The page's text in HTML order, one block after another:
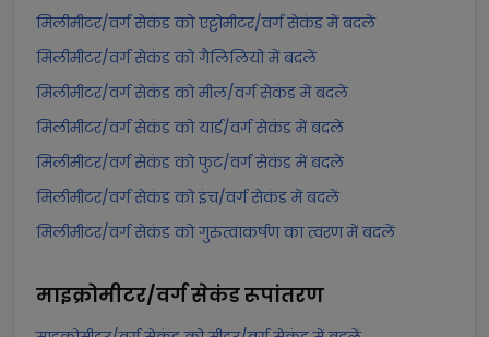
मिलीमीटर/वर्ग सेकंड को एट्टोमीटर/वर्ग सेकंड में बदलें
मिलीमीटर/वर्ग सेकंड को गैलिलियो में बदलें
मिलीमीटर/वर्ग सेकंड को मील/वर्ग सेकंड में बदलें
मिलीमीटर/वर्ग सेकंड को यार्ड/वर्ग सेकंड में बदलें
मिलीमीटर/वर्ग सेकंड को फुट/वर्ग सेकंड में बदलें
मिलीमीटर/वर्ग सेकंड को इंच/वर्ग सेकंड में बदलें
मिलीमीटर/वर्ग सेकंड को गुरुत्वाकर्षण का त्वरण में बदलें
माइक्रोमीटर/वर्ग सेकंडरूपांतरण